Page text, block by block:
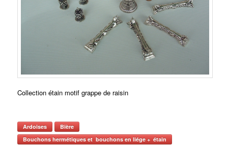
Collection étain motif grappe de raisin
Ardoises
Bière
Bouchons hermétiques et bouchons en liége + étain